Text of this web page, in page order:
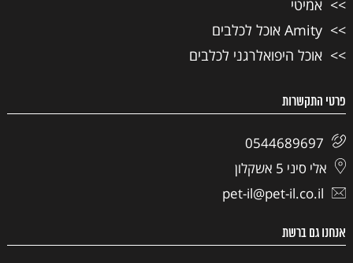
אמיטי
Amity אוכל לכלבים
אוכל היפואלרגני לכלבים
פרטי התקשרות
0544689697
אלי סיני 5 אשקלון
pet-il@pet-il.co.il
אנחנו גם ברשת